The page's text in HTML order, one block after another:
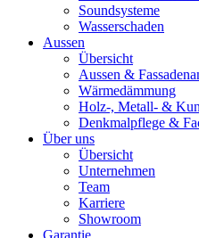
Soundsysteme
Wasserschaden
Aussen
Übersicht
Aussen &
Wärmedämmung
Holz-, Metall- &
Denkmalpflege &
Über uns
Übersicht
Unternehmen
Team
Karriere
Showroom
Garantie